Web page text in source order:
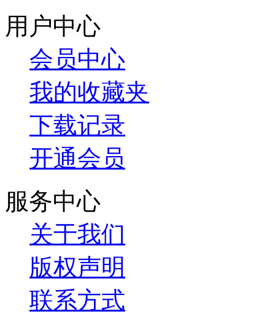
用户中心
会员中心
我的收藏夹
下载记录
开通会员
服务中心
关于我们
版权声明
联系方式